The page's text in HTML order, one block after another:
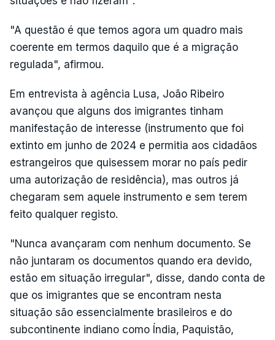
"A questão é que temos agora um quadro mais
coerente em termos daquilo que é a migração
regulada", afirmou.
Em entrevista à agência Lusa, João Ribeiro
avançou que alguns dos imigrantes tinham
manifestação de interesse (instrumento que foi
extinto em junho de 2024 e permitia aos cidadãos
estrangeiros que quisessem morar no país pedir
uma autorização de residência), mas outros já
chegaram sem aquele instrumento e sem terem
feito qualquer registo.
"Nunca avançaram com nenhum documento. Se
não juntaram os documentos quando era devido,
estão em situação irregular", disse, dando conta de
que os imigrantes que se encontram nesta
situação são essencialmente brasileiros e do
subcontinente indiano como Índia, Paquistão,